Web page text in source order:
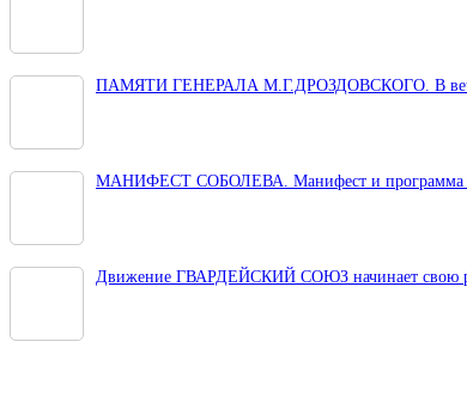
ПАМЯТИ ГЕНЕРАЛА М.Г.ДРОЗДОВСКОГО. В
МАНИФЕСТ СОБОЛЕВА. Манифест и программа
Движение ГВАРДЕЙСКИЙ СОЮЗ начинает свою